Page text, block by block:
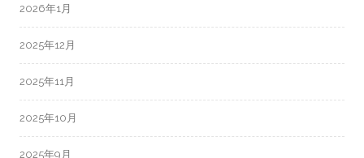
2026年1月
2025年12月
2025年11月
2025年10月
2025年9月